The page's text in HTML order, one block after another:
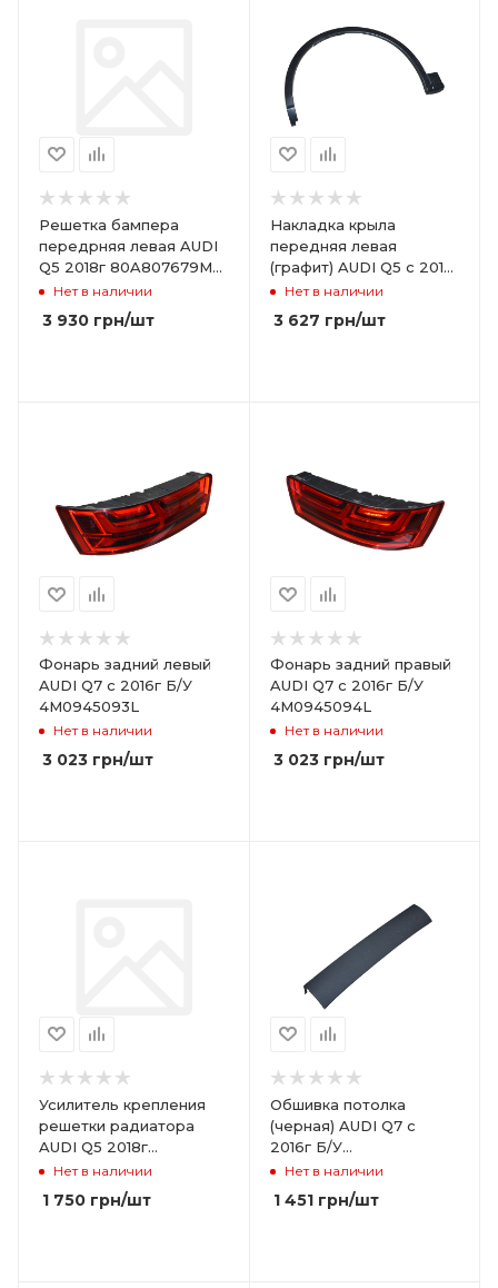
Решетка бампера
передрняя левая AUDI
Q5 2018г 80A807679M
RU6Нет в наличии
3 930 грн/шт
Накладка крыла
передняя левая
(графит) AUDI Q5 с 2017г
Б/У 80A853717FGRU
Нет в наличии
3 627 грн/шт
Фонарь задний левый
AUDI Q7 с 2016г Б/У
4M0945093L
Нет в наличии
3 023 грн/шт
Фонарь задний правый
AUDI Q7 с 2016г Б/У
4M0945094L
Нет в наличии
3 023грн/шт
Усилитель крепления
решетки радиатора
AUDI Q5 2018г
80A853692
Нет в наличии
1 750 грн/шт
Обшивка потолка
(черная) AUDI Q7 с
2016г Б/У
4M0867839DK23
Нет в наличии
1 451грн/шт